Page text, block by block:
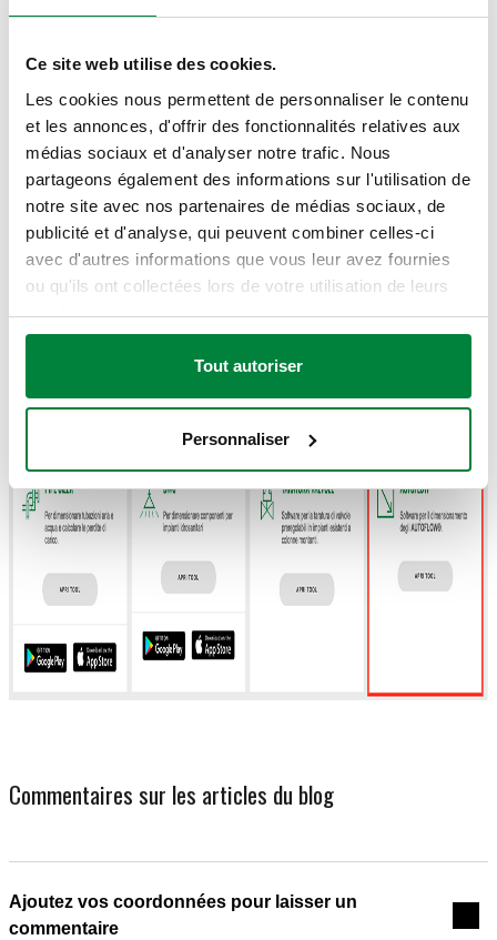
Ce site web utilise des cookies.
Les cookies nous permettent de personnaliser le contenu
et les annonces, d'offrir des fonctionnalités relatives aux
médias sociaux et d'analyser notre trafic. Nous
partageons également des informations sur l'utilisation de
notre site avec nos partenaires de médias sociaux, de
publicité et d'analyse, qui peuvent combiner celles-ci
avec d'autres informations que vous leur avez fournies
ou qu'ils ont collectées lors de votre utilisation de leurs
services.
Tout autoriser
Personnaliser
l'AUTOFLOW® défavorisé puisse fonctionner dans sa plage
stabilisateur automatique de débit se chargera d'absorber, de
dues aux différents circuits de l'installation et de maintenir
ainsi à un niveau constant l'apport de fluide vecteur au
compteur.Pour faciliter le choix du code, Caleffi a mis à
disposition un dispositif de dimensionnement sur son
site Internet qui, en quelques opérations seulement,
indiquera le produit adapté à préciser dans la
commande.
Commentaires sur les articles du blog
Ajoutez vos coordonnées pour laisser un
commentaire